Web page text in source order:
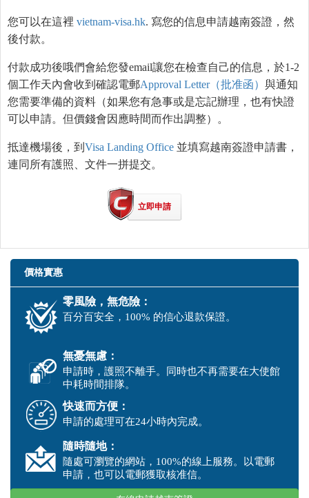
您可以在這裡 vietnam-visa.hk. 寫您的信息申請越南簽證，然
後付款。
付款成功後哦們會給您發email讓您在檢查自己的信息，於1-2
個工作天內會收到確認電郵Approval Letter（批准函） 與通知
您需要準備的資料（如果您有急事或是忘記辦理，也有快證
可以申請。但價錢會因應時間而作出調整）。
抵達機場後，到 Visa Landing Office 並填寫越南簽證申請書，
連同所有護照、文件一拼提交。
立即申請
價格實惠
零風險，無危險：
百分百安全，100% 的信心退款保證。
無憂無慮：
申請時，護照不離手。同時也不再需要在大使館
中耗時間排隊。
快速而方便：
申請的處理可在24小時內完成。
隨時隨地：
隨處可瀏覽的網站，100%的線上服務。以電郵
申請，也可以電郵獲取核准信。